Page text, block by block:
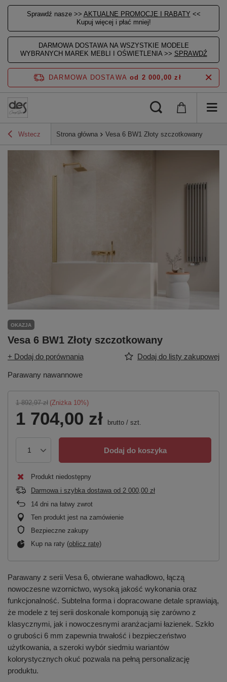
Sprawdź nasze >> AKTUALNE PROMOCJE I RABATY <<
Kupuj więcej i płać mniej!
DARMOWA DOSTAWA NA WSZYSTKIE MODELE
WYBRANYCH MAREK MEBLI I OŚWIETLENIA >> SPRAWDŹ
DARMOWA DOSTAWA od 2 000,00 zł
Wstecz Strona główna Vesa 6 BW1 Złoty szczotkowany
OKAZJA
Vesa 6 BW1 Złoty szczotkowany
+ Dodaj do porównania Dodaj do listy zakupowej
Parawany nawannowe
1 892,97 zł (Zniżka 10%)
1 704,00 zł brutto / szt.
Dodaj do koszyka
Produkt niedostępny
Darmowa i szybka dostawa od 2 000,00 zł
14 dni na łatwy zwrot
Ten produkt jest na zamówienie
Bezpieczne zakupy
Kup na raty (oblicz ratę)
Parawany z serii Vesa 6, otwierane wahadłowo, łączą
nowoczesne wzornictwo, wysoką jakość wykonania oraz
funkcjonalność. Subtelna forma i dopracowane detale sprawiają,
że modele z tej serii doskonale komponują się zarówno z
klasycznymi, jak i nowoczesnymi aranżacjami łazienek. Szkło
o grubości 6 mm zapewnia trwałość i bezpieczeństwo
użytkowania, a szeroki wybór siedmiu wariantów
kolorystycznych okuć pozwala na pełną personalizację
produktu.